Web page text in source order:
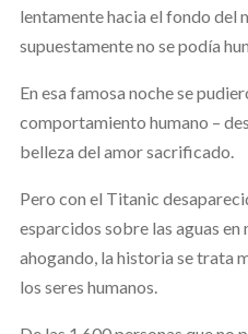
lentamente hacia el fondo del
supuestamente no se podía
En esa famosa noche se
comportamiento humano –
belleza del amor sacrificado.
Pero con el Titanic
esparcidos sobre las aguas en
ahogando, la historia se trata
los seres humanos.